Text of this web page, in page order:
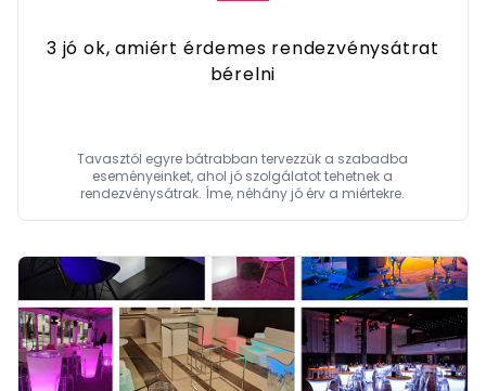
3 jó ok, amiért érdemes rendezvénysátrat
bérelni
Tavasztól egyre bátrabban tervezzük a szabadba
eseményeinket, ahol jó szolgálatot tehetnek a
rendezvénysátrak. Íme, néhány jó érv a miértekre.